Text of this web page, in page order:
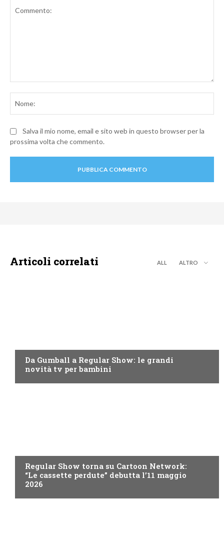
Salva il mio nome, email e sito web in questo browser per la
prossima volta che commento.
Articoli correlati ALL ALTRO
Da Gumball a Regular Show: le grandi
novità tv per bambini
Regular Show torna su Cartoon Network:
“Le cassette perdute” debutta l’11 maggio
2026